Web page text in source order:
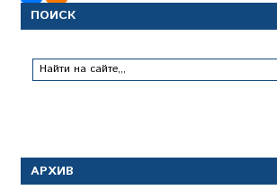
ПОИСК
АРХИВ